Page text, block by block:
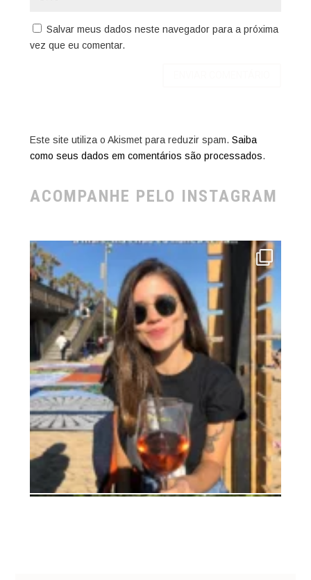
Salvar meus dados neste navegador para a próxima
vez que eu comentar.
Este site utiliza o Akismet para reduzir spam. Saiba
como seus dados em comentários são processados.
ACOMPANHE PELO INSTAGRAM